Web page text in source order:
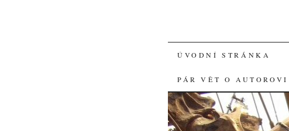
SKIP
TO
CONTENT
ÚVODNÍ STRÁNKA
PÁR VĚT O AUTOROVI